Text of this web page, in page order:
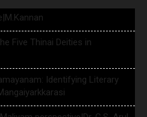
Five Thinai Deities in
Identifying Literary